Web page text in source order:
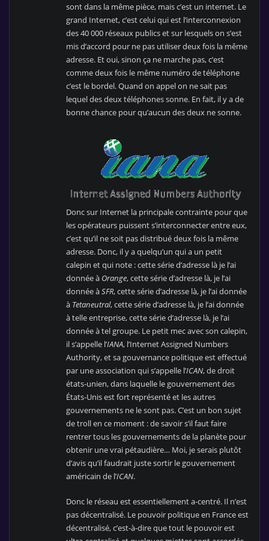
sont dans la même pièce, mais c’est un internet. Le
grand Internet, c’est celui qui est l’interconnexion
des 40 000 réseaux publics et sur lesquels on s’est
mis d’accord pour ne pas utiliser deux fois la même
adresse. Et oui, sinon ça ne marche pas, c’est
comme deux fois le même numéro de téléphone
c’est le bordel. Quand on appel on ne sait pas
lequel des deux téléphones sonne. En fait, il y a de
bonne chance pour qu’aucun des deux ne sonne.
Donc sur Internet la principale contrainte pour que
les opérateurs puissent s’interconnecter entre eux,
c’est qu’il ne soit pas distribué deux fois la même
adresse. Donc, il y a quelqu’un qui a un petit
calepin et qui note : cette série d’adresse là je l’ai
donnée à Orange, cette série d’adresse là, je l’ai
donnée àSFR, cette série d’adresse là, je l’ai donnée
à Tetaneutral, cette série d’adresse là, je l’ai donnée
à telle entreprise, cette série d’adresse là, je l’ai
donnée à tel groupe. Le petit mec avec son calepin,
il s’appelle l’IANA, l’Internet Assigned Numbers
Authority, et sa gouvernance politique est effectué
par une association qui s’appelle l’ICAN, de droit
états-unien, dans laquelle le gouvernement des
États-Unis est fort représenté et les autres
gouvernements ne le sont pas. C’est un bon sujet
de troll en ce moment : de savoir s’il faut faire
rentrer tous les gouvernements de la planète pour
obtenir une vrai pétaudière… Moi, je serais plutôt
d’avis qu’il faudrait juste sortir le gouvernement
américain de l’ICAN.
Donc le réseau est essentiellement a-centré. Il n’est
pas décentralisé. Le pouvoir politique en France est
décentralisé, c’est-à-dire que tout le pouvoir est